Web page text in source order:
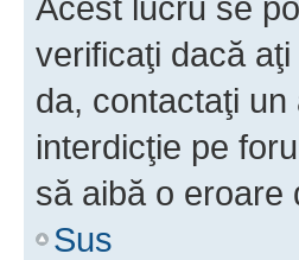
verificaţi dacă
da, contactaţi
interdicţie pe
să aibă o eroare
Sus